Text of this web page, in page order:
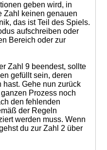
geben wird, in
Zahl keinen genauen
das ist Teil des Spiels.
aufschreiben oder
Bereich oder zur
Zahl 9 beendest, sollte
gefüllt sein, deren
Gehe nun zurück
Prozess noch
den fehlenden
der Regeln
werden muss. Wenn
du zur Zahl 2 über